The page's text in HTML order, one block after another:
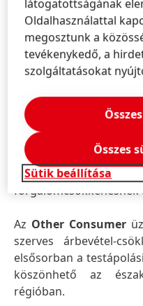
szerves árbevétel-
Dishwashing
növekedésének
AHairüzleti
növekedést
hajformázás
Professional üzlet
ami elsősorban az
teli fogyasztói
forgalomcsökkenésnek
Az Other Consumer
szerves árbevétel-
elsősorban a
köszönhető az
régióban.
látogatottságának
Oldalhasználattal
megosztunk a
tevékenykedő, a
szolgáltatásokat
Sütik beállítása
Összes